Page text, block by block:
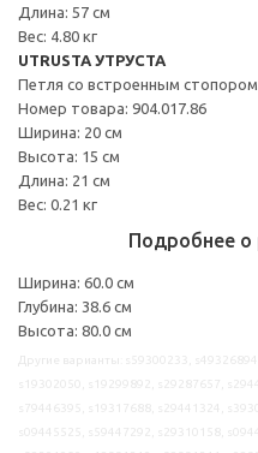
Длина: 57 см
Вес: 4.80 кг
UTRUSTA УТРУСТА
Петля со встроенным стопором
Номер товара: 904.017.86
Ширина: 20 см
Высота: 15 см
Длина: 21 см
Вес: 0.21 кг
Подробнее о
Ширина: 60.0 см
Глубина: 38.6 см
Высота: 80.0 см